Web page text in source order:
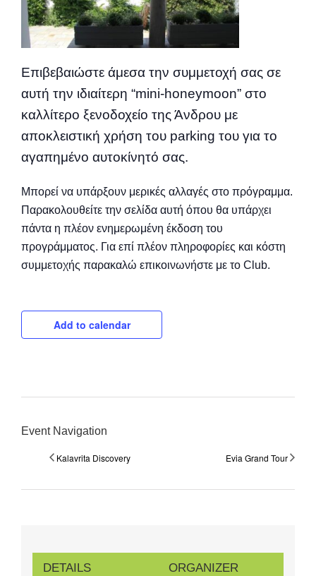
Επιβεβαιώστε άμεσα την συμμετοχή σας σε
αυτή την ιδιαίτερη “mini-honeymoon” στο
καλλίτερο ξενοδοχείο της Άνδρου με
αποκλειστική χρήση του parking του για το
αγαπημένο αυτοκίνητό σας.
Μπορεί να υπάρξουν μερικές αλλαγές στο πρόγραμμα.
Παρακολουθείτε την σελίδα αυτή όπου θα υπάρχει
πάντα η πλέον ενημερωμένη έκδοση του
προγράμματος. Για επί πλέον πληροφορίες και κόστη
συμμετοχής παρακαλώ επικοινωνήστε με το Club.
Add to calendar
Event Navigation
Kalavrita Discovery Evia Grand Tour
DETAILS ORGANIZER